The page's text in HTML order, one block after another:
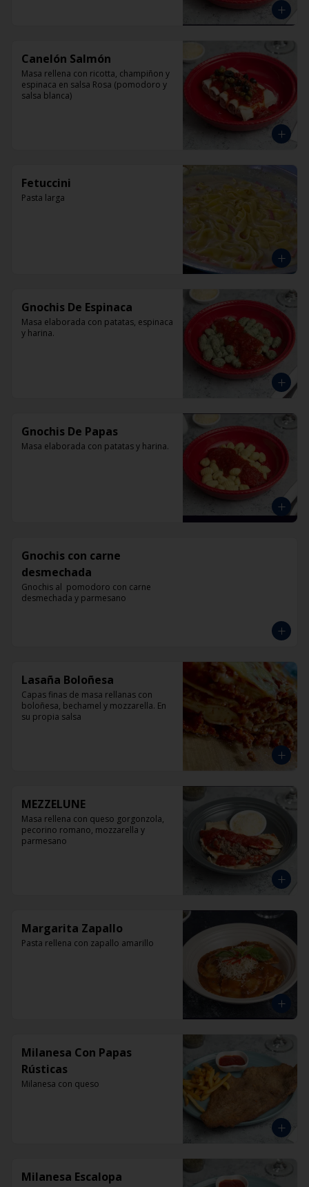
Canelón Salmón
Masa rellena con ricotta, champiñon y
espinaca en salsa Rosa (pomodoro y
salsa blanca)
Fetuccini
Pasta larga
Gnochis De Espinaca
Masa elaborada con patatas, espinaca
y harina.
Gnochis De Papas
Masa elaborada con patatas y harina.
Gnochis con carne
desmechada
Gnochis al  pomodoro con carne
desmechada y parmesano
Lasaña Boloñesa
Capas finas de masa rellanas con
boloñesa, bechamel y mozzarella. En
su propia salsa
MEZZELUNE
Masa rellena con queso gorgonzola,
pecorino romano, mozzarella y
parmesano
Margarita Zapallo
Pasta rellena con zapallo amarillo
Milanesa Con Papas
Rústicas
Milanesa con queso
Milanesa Escalopa